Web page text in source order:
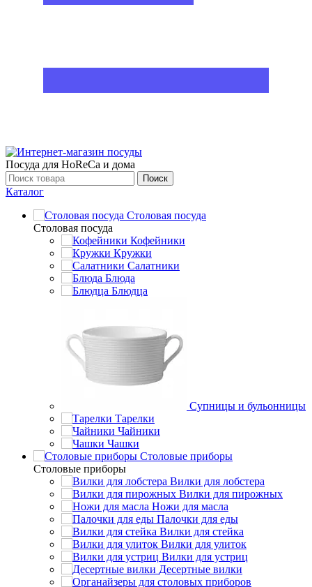
Посуда для HoReCa и дома
Поиск
Каталог
Столовая посуда
Столовая посуда
Кофейники
Кружки
Салатники
Блюда
Блюдца
Супницы и бульонницы
Тарелки
Чайники
Чашки
Cтоловые приборы
Cтоловые приборы
Вилки для лобстера
Вилки для пирожных
Ножи для масла
Палочки для еды
Вилки для стейка
Вилки для улиток
Вилки для устриц
Десертные вилки